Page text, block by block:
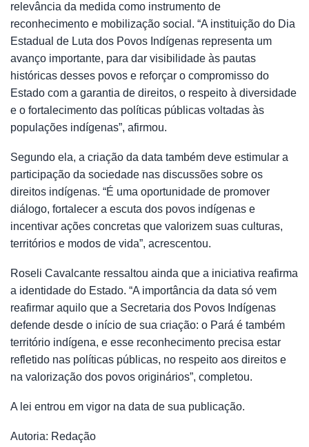
relevância da medida como instrumento de
reconhecimento e mobilização social. “A instituição do Dia
Estadual de Luta dos Povos Indígenas representa um
avanço importante, para dar visibilidade às pautas
históricas desses povos e reforçar o compromisso do
Estado com a garantia de direitos, o respeito à diversidade
e o fortalecimento das políticas públicas voltadas às
populações indígenas”, afirmou.
Segundo ela, a criação da data também deve estimular a
participação da sociedade nas discussões sobre os
direitos indígenas. “É uma oportunidade de promover
diálogo, fortalecer a escuta dos povos indígenas e
incentivar ações concretas que valorizem suas culturas,
territórios e modos de vida”, acrescentou.
Roseli Cavalcante ressaltou ainda que a iniciativa reafirma
a identidade do Estado. “A importância da data só vem
reafirmar aquilo que a Secretaria dos Povos Indígenas
defende desde o início de sua criação: o Pará é também
território indígena, e esse reconhecimento precisa estar
refletido nas políticas públicas, no respeito aos direitos e
na valorização dos povos originários”, completou.
A lei entrou em vigor na data de sua publicação.
Autoria: Redação